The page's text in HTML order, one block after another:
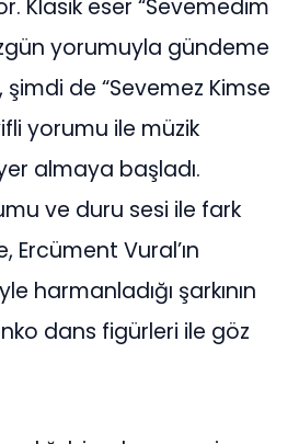
Klasik eser “Sevemedim
yorumuyla gündeme
de “Sevemez Kimse
yorumu ile müzik
almaya başladı.
ve duru sesi ile fark
Vural’ın
harmanladığı şarkının
dans figürleri ile göz